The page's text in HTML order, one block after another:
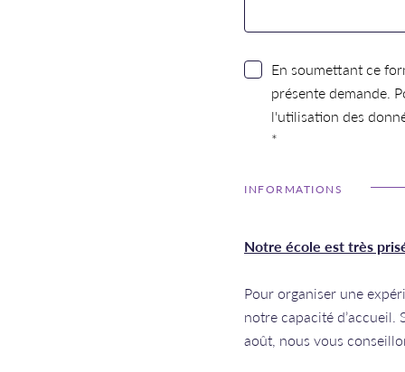
En soumettant ce
présente demande.
l'utilisation des
*
INFORMATIONS
Notre école est très
Pour organiser une
notre capacité
août, nous vous